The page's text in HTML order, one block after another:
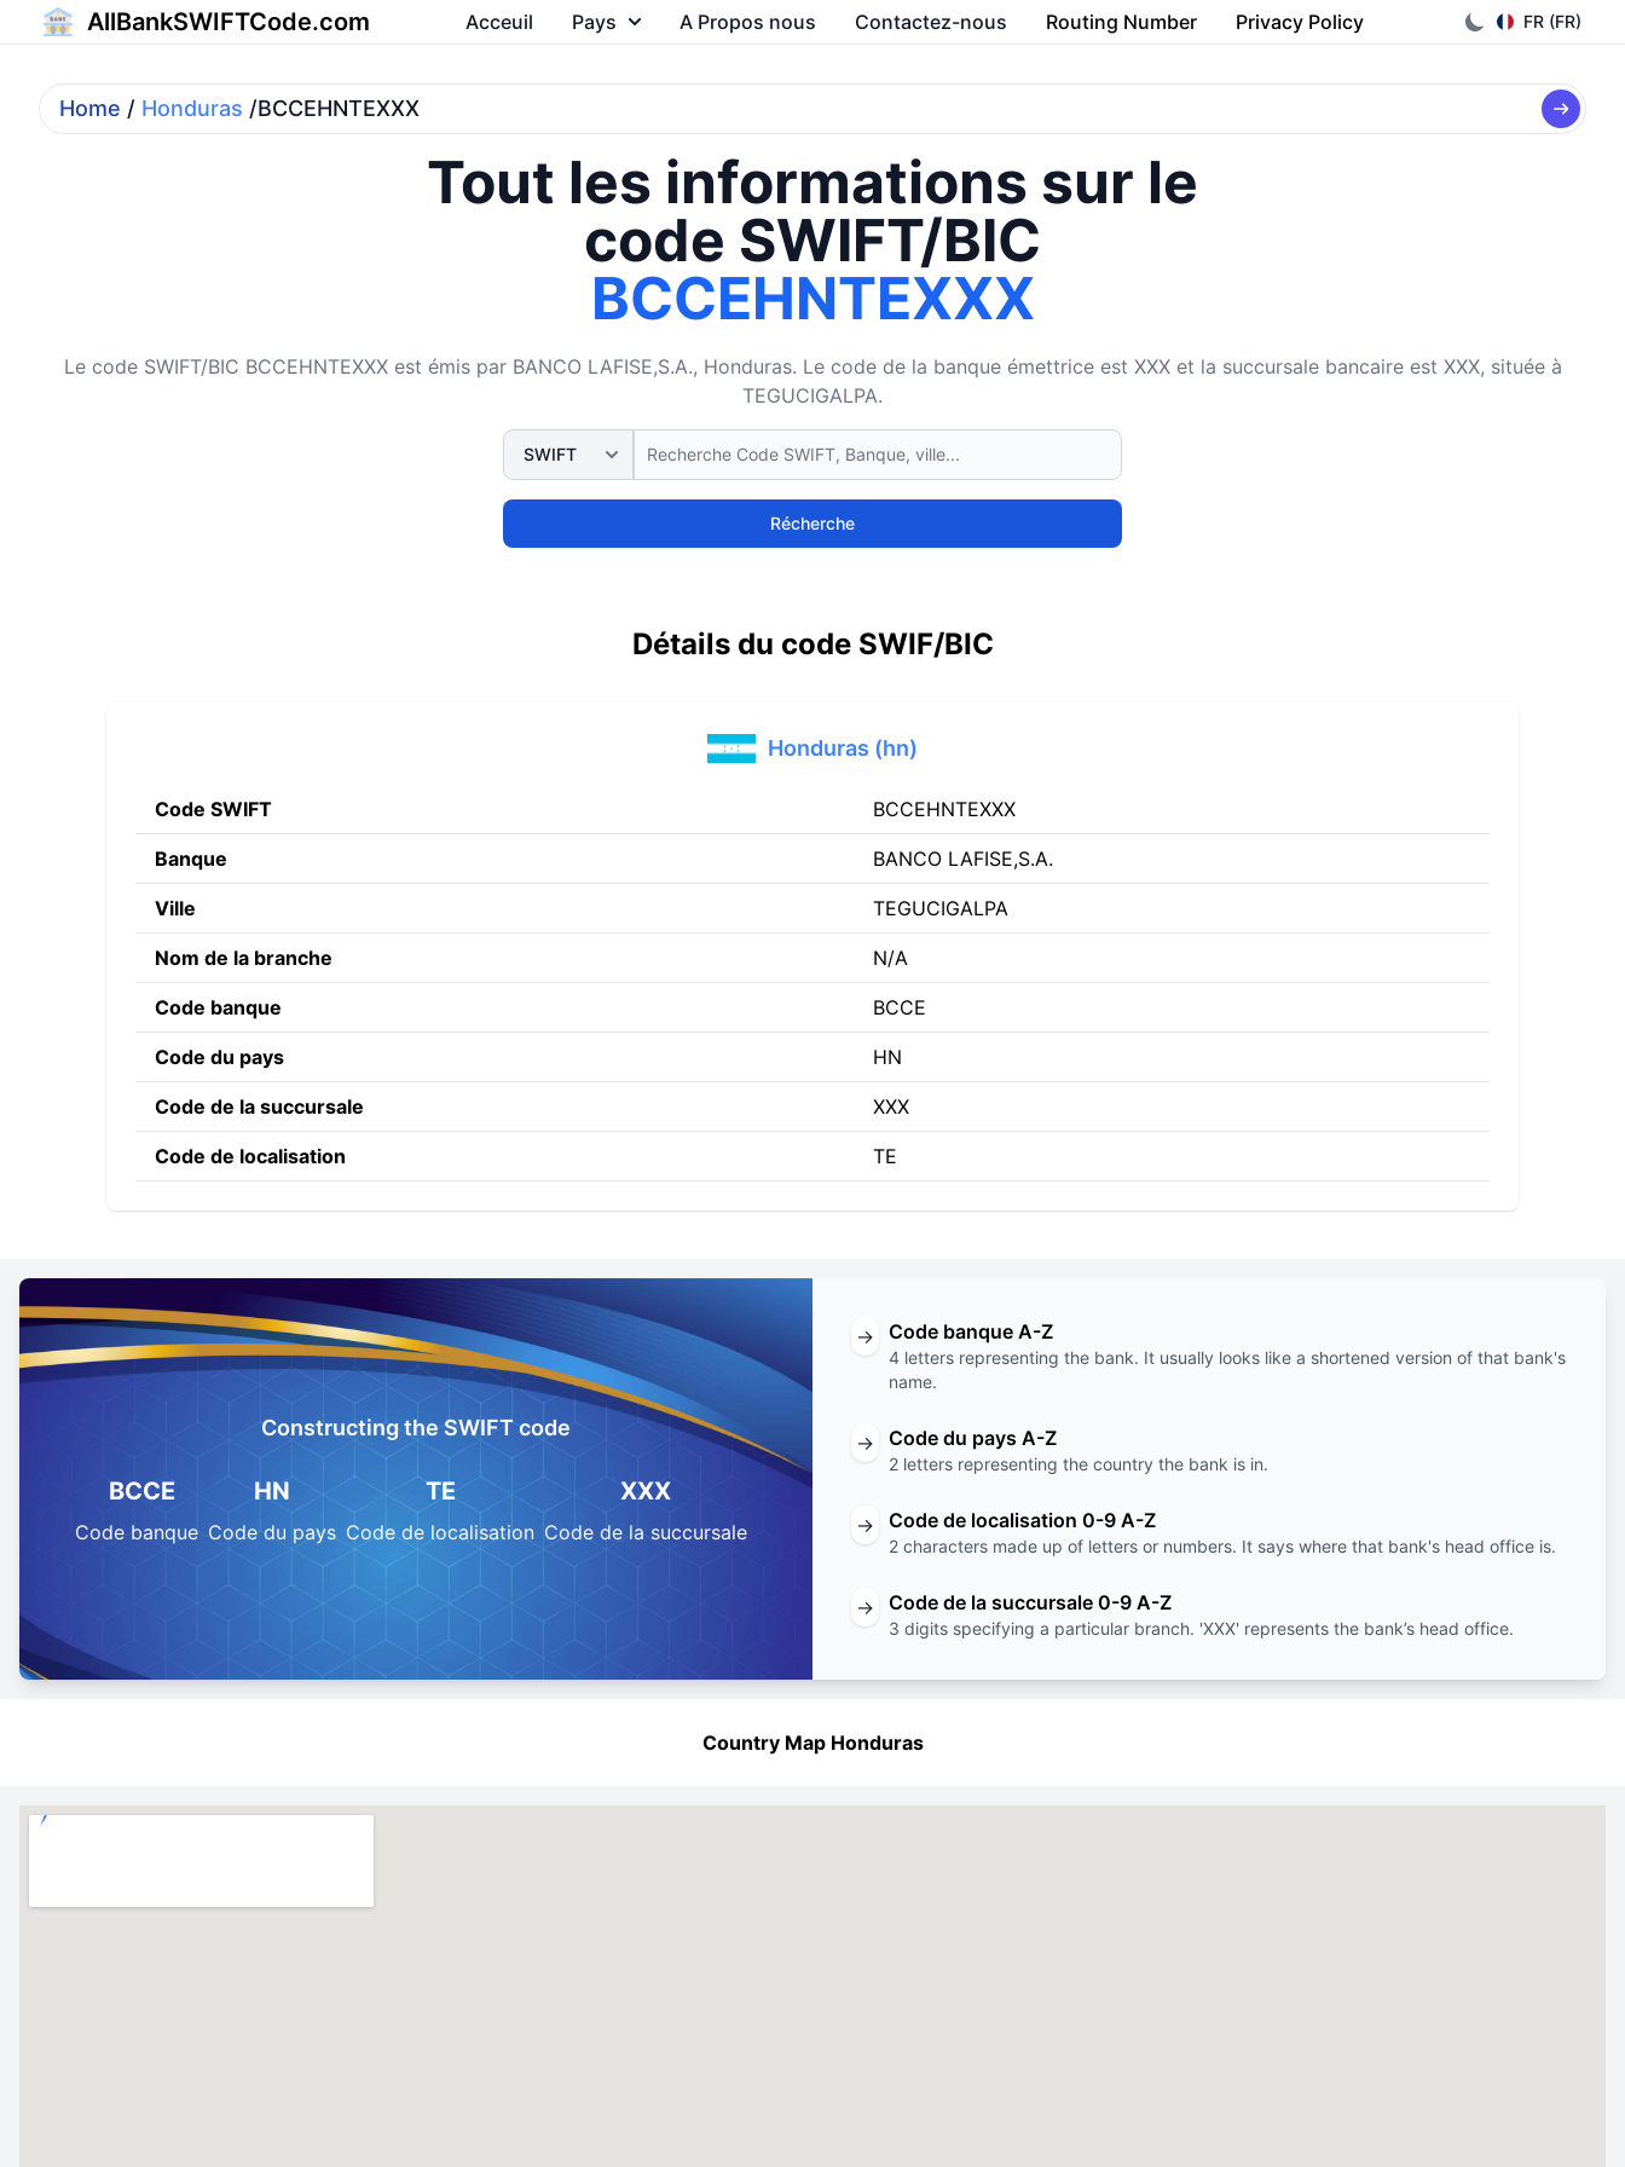
AllBankSWIFTCode.com FR (FR)
Acceuil Pays A Propos nous Contactez-nous Routing Number Privacy Policy
Home / Honduras /BCCEHNTEXXX
Tout les informations sur le
code SWIFT/BIC
BCCEHNTEXXX
Le code SWIFT/BIC BCCEHNTEXXX est émis par BANCO LAFISE,S.A., Honduras. Le code de la banque émettrice est XXX et la succursale bancaire est XXX, située à
TEGUCIGALPA.
Récherche
Détails du code SWIF/BIC
Honduras (hn)
Code SWIFT BCCEHNTEXXX
Banque BANCO LAFISE,S.A.
Ville TEGUCIGALPA
Nom de la branche N/A
Code banque BCCE
Code du pays HN
Code de la succursale XXX
Code de localisation TE
Constructing the SWIFT code
BCCE
Code banque
HN
Code du pays
TE
Code de localisation
XXX
Code de la succursale
→ Code banque A-Z
4 letters representing the bank. It usually looks like a shortened version of that bank's
name.
→ Code du pays A-Z
2 letters representing the country the bank is in.
→ Code de localisation 0-9 A-Z
2 characters made up of letters or numbers. It says where that bank's head office is.
→ Code de la succursale 0-9 A-Z
3 digits specifying a particular branch. 'XXX' represents the bank’s head office.
Country Map Honduras